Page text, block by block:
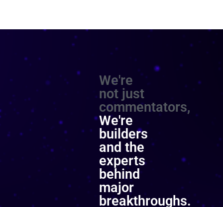
We're
not just
commentators,
We're
builders
and the
experts
behind
major
breakthroughs.